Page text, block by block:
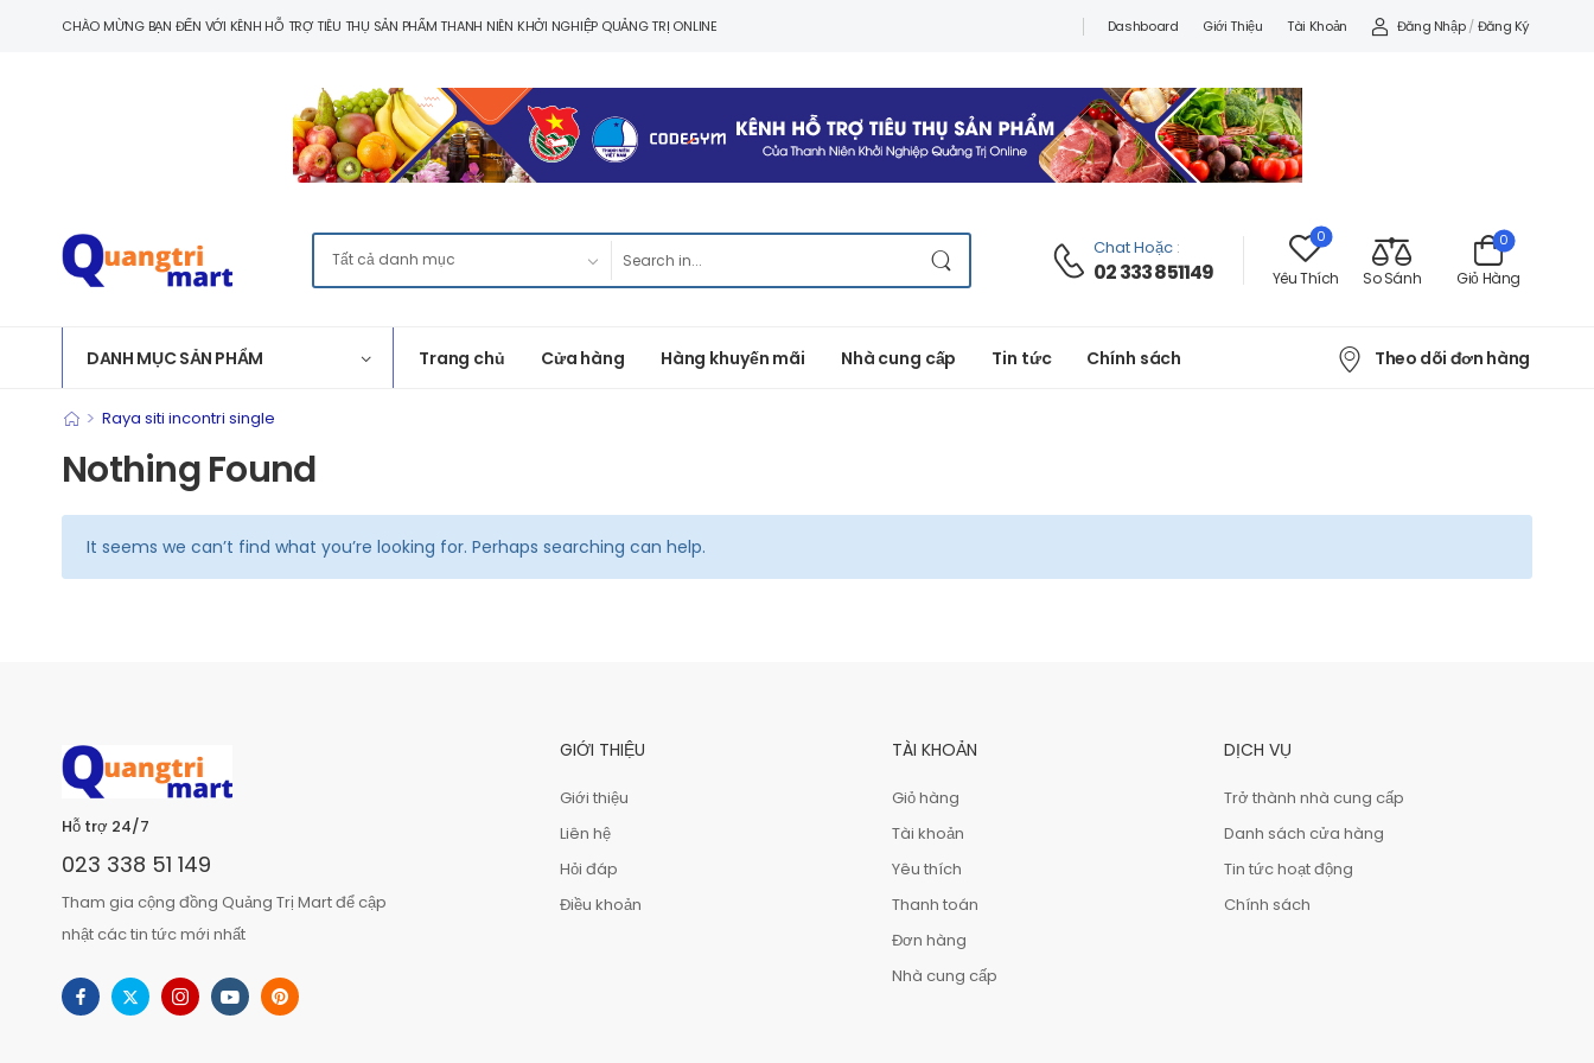
CHÀO MỪNG BẠN ĐẾN VỚI KÊNH HỖ TRỢ TIÊU THỤ SẢN PHẨM THANH NIÊN KHỞI NGHIỆP QUẢNG TRỊ ONLINE Dashboard Giới Thiệu Tài Khoản Đăng Nhập / Đăng Ký
Chat Hoặc :
02 333 851149
0
Yêu Thích So Sánh Giỏ Hàng
0
DANH MỤC SẢN PHẨM Trang chủ Cửa hàng Hàng khuyến mãi Nhà cung cấp Tin tức Chính sách Theo dõi đơn hàng
> Raya siti incontri single
Nothing Found
It seems we can’t find what you’re looking for. Perhaps searching can help.
Hỗ trợ 24/7
023 338 51 149
Tham gia cộng đồng Quảng Trị Mart để cập
nhật các tin tức mới nhất
GIỚI THIỆU
Giới thiệu
Liên hệ
Hỏi đáp
Điều khoản
TÀI KHOẢN
Giỏ hàng
Tài khoản
Yêu thích
Thanh toán
Đơn hàng
Nhà cung cấp
DỊCH VỤ
Trở thành nhà cung cấp
Danh sách cửa hàng
Tin tức hoạt động
Chính sách